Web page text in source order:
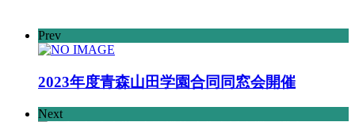
Prev
2023年度青森山田学園合同同窓会開催
Next